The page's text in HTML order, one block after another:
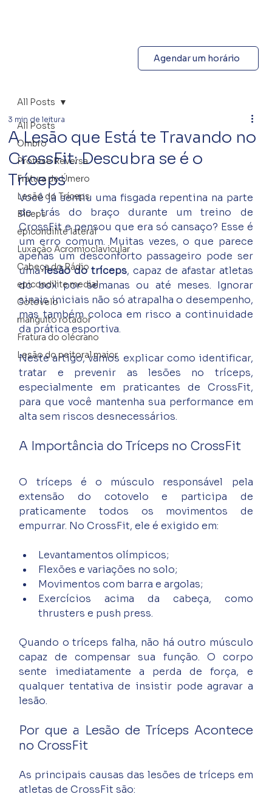
Agendar um horário
All Posts
Ombro
Prótese Reversa
Fratura de Úmero
Lesão do Tríceps
Bíceps
epicondilite lateral
Luxação Acromioclavicular
Cabeça do Rádio
epicondilite medial
Cotovelo
manguito rotador
Fratura do olécrano
Lesão do peitoral maior
All Posts
A Lesão que Está te Travando no
CrossFit: Descubra se é o
Tríceps
3 min de leitura
Você já sentiu uma fisgada repentina na parte
de trás do braço durante um treino de
CrossFit e pensou que era só cansaço? Esse é
um erro comum. Muitas vezes, o que parece
apenas um desconforto passageiro pode ser
uma lesão do tríceps, capaz de afastar atletas
do box por semanas ou até meses. Ignorar
sinais iniciais não só atrapalha o desempenho,
mas também coloca em risco a continuidade
da prática esportiva.
Neste artigo, vamos explicar como identificar,
tratar e prevenir as lesões no tríceps,
especialmente em praticantes de CrossFit,
para que você mantenha sua performance em
alta sem riscos desnecessários.
A Importância do Tríceps no CrossFit
O tríceps é o músculo responsável pela
extensão do cotovelo e participa de
praticamente todos os movimentos de
empurrar. No CrossFit, ele é exigido em:
Levantamentos olímpicos;
Flexões e variações no solo;
Movimentos com barra e argolas;
Exercícios acima da cabeça, como
thrusters e push press.
Quando o tríceps falha, não há outro músculo
capaz de compensar sua função. O corpo
sente imediatamente a perda de força, e
qualquer tentativa de insistir pode agravar a
lesão.
Por que a Lesão de Tríceps Acontece
no CrossFit
As principais causas das lesões de tríceps em
atletas de CrossFit são: